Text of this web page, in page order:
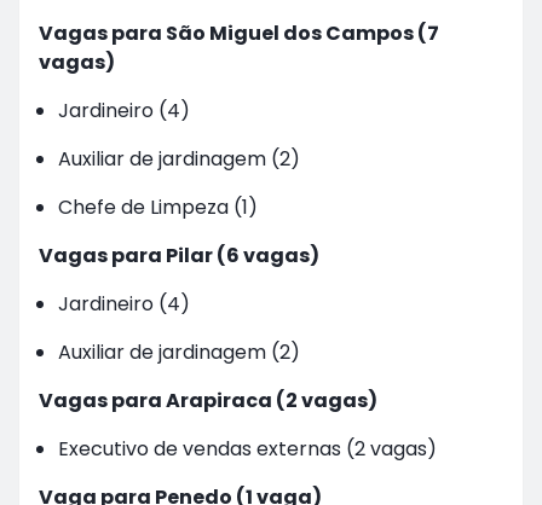
Vagas para São Miguel dos Campos (7
vagas)
Jardineiro (4)
Auxiliar de jardinagem (2)
Chefe de Limpeza (1)
Vagas para Pilar (6 vagas)
Jardineiro (4)
Auxiliar de jardinagem (2)
Vagas para Arapiraca (2 vagas)
Executivo de vendas externas (2 vagas)
Vaga para Penedo (1 vaga)